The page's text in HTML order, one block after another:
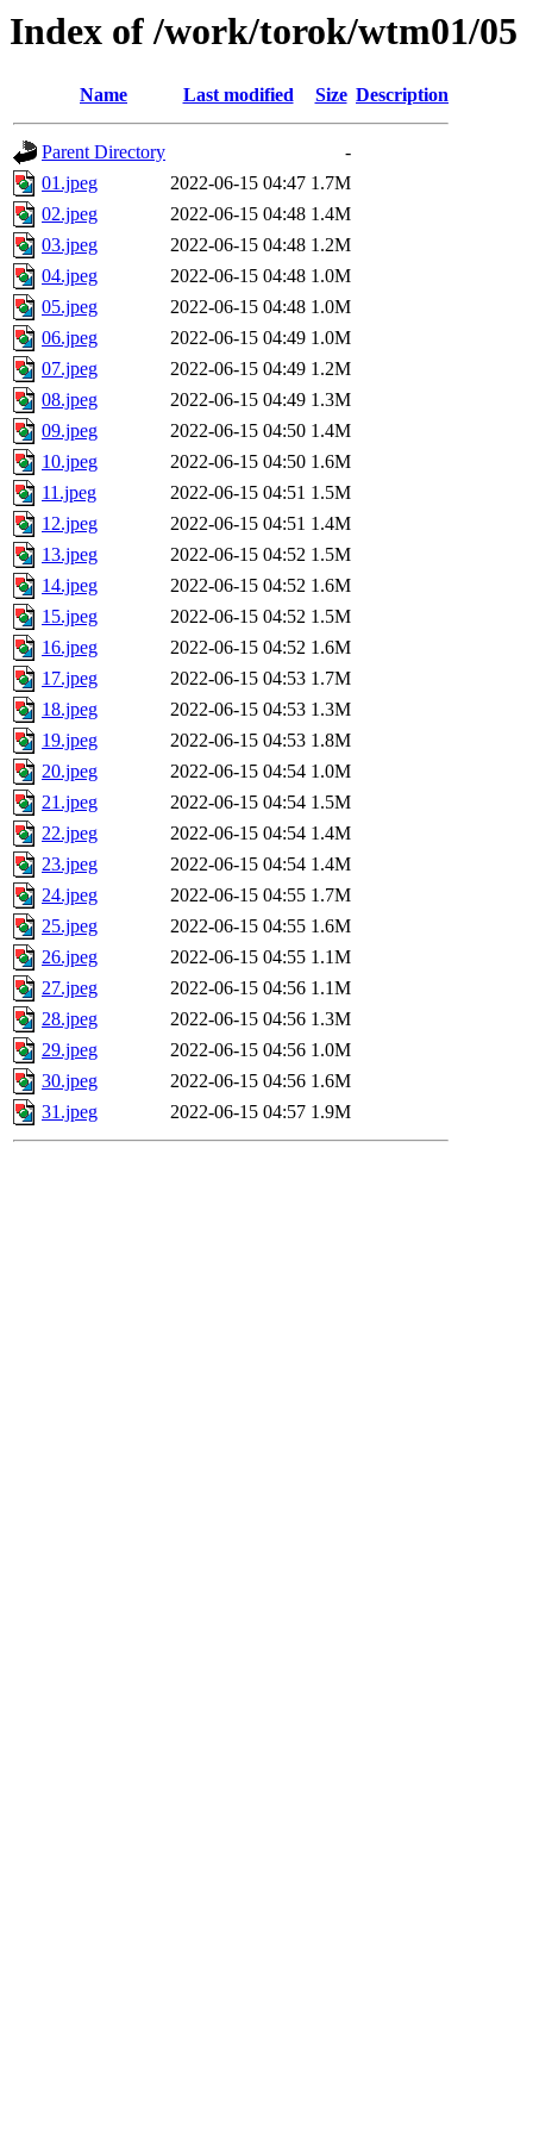
Index of /work/torok/wtm01/05
Name Last modified Size Description
Parent Directory
-
01.jpeg
2022-06-15 04:47 1.7M
02.jpeg
2022-06-15 04:48 1.4M
03.jpeg
2022-06-15 04:48 1.2M
04.jpeg
2022-06-15 04:48 1.0M
05.jpeg
2022-06-15 04:48 1.0M
06.jpeg
2022-06-15 04:49 1.0M
07.jpeg
2022-06-15 04:49 1.2M
08.jpeg
2022-06-15 04:49 1.3M
09.jpeg
2022-06-15 04:50 1.4M
10.jpeg
2022-06-15 04:50 1.6M
11.jpeg
2022-06-15 04:51 1.5M
12.jpeg
2022-06-15 04:51 1.4M
13.jpeg
2022-06-15 04:52 1.5M
14.jpeg
2022-06-15 04:52 1.6M
15.jpeg
2022-06-15 04:52 1.5M
16.jpeg
2022-06-15 04:52 1.6M
17.jpeg
2022-06-15 04:53 1.7M
18.jpeg
2022-06-15 04:53 1.3M
19.jpeg
2022-06-15 04:53 1.8M
20.jpeg
2022-06-15 04:54 1.0M
21.jpeg
2022-06-15 04:54 1.5M
22.jpeg
2022-06-15 04:54 1.4M
23.jpeg
2022-06-15 04:54 1.4M
24.jpeg
2022-06-15 04:55 1.7M
25.jpeg
2022-06-15 04:55 1.6M
26.jpeg
2022-06-15 04:55 1.1M
27.jpeg
2022-06-15 04:56 1.1M
28.jpeg
2022-06-15 04:56 1.3M
29.jpeg
2022-06-15 04:56 1.0M
30.jpeg
2022-06-15 04:56 1.6M
31.jpeg
2022-06-15 04:57 1.9M